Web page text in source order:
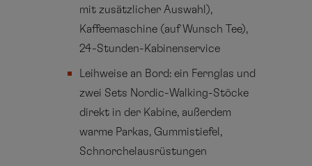
mit zusätzlicher Auswahl),
Kaffeemaschine (auf Wunsch Tee),
24-Stunden-Kabinenservice
Leihweise an Bord: ein Fernglas und
zwei Sets Nordic-Walking-Stöcke
direkt in der Kabine, außerdem
warme Parkas, Gummistiefel,
Schnorchelausrüstungen